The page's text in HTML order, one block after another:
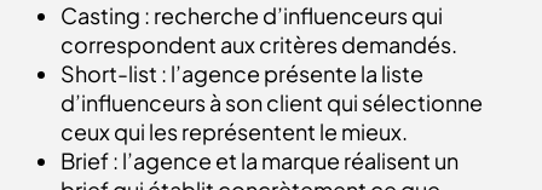
Casting : recherche d’influenceurs qui
correspondent aux critères demandés.
Short-list : l’agence présente la liste
d’influenceurs à son client qui sélectionne
ceux qui les représentent le mieux.
Brief : l’agence et la marque réalisent un